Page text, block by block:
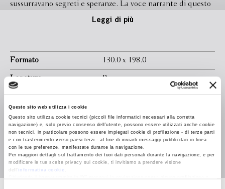
Questo sito web utilizza i cookie
Questo sito utilizza cookie tecnici (piccoli file informatici necessari alla corretta
navigazione) e, solo previo consenso dell’utente, possono essere utilizzati anche cookie
non tecnici, in particolare possono essere impiegati cookie di profilazione - di terze parti
e con trasferimento verso paesi terzi - al fine di inviarti messaggi pubblicitari in linea
con le tue preferenze, manifestate durante la navigazione.
Per maggiori dettagli sul trattamento dei tuoi dati personali durante la navigazione, e per
modificare le tue scelte privacy sui cookie, ti invitiamo a prendere visione
dell’
informativa cookie
sussurravano segreti e speranze. La voce narrante di questo
romanzo è una sartina a giornata nata a fine Ottocento, una
Cucendo, la sartina ascolta le storie delle persone che la
circondano: la marchesina Ester, che studia la meccanica e il
greco antico; miss Lily Rose, giornalista americana
anticonformista; le sorelle Provera con i loro scandalosi
tessuti parigini; Assuntina, la bimba selvatica... In una
società rigidamente divisa per censo anche per la sartina
arriverà il momento di trovare il suo posto nel mondo, con la
sola forza dell’intelligenza e delle sue sapienti mani. Bianca
Pitzorno in queste pagine dà vita a una storia antica di
emancipazione percorsa da uno sguardo modernissimo.
Narrare della sartina di allora significa parlare delle donne di
Leggi di più
Formato 130.0 x 198.0
Legatura Brossura
Pagine 240
In libreria da Gennaio 2025
Ebook Disponibile
Isbn 9788830137905